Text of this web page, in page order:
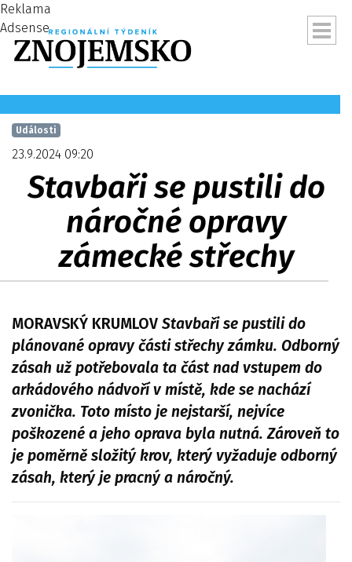
Reklama
Adsense
Události
23.9.2024 09:20
Stavbaři se pustili do
náročné opravy
zámecké střechy
MORAVSKÝ KRUMLOV Stavbaři se pustili do
plánované opravy části střechy zámku. Odborný
zásah už potřebovala ta část nad vstupem do
arkádového nádvoří v místě, kde se nachází
zvonička. Toto místo je nejstarší, nejvíce
poškozené a jeho oprava byla nutná. Zároveň to
je poměrně složitý krov, který vyžaduje odborný
zásah, který je pracný a náročný.